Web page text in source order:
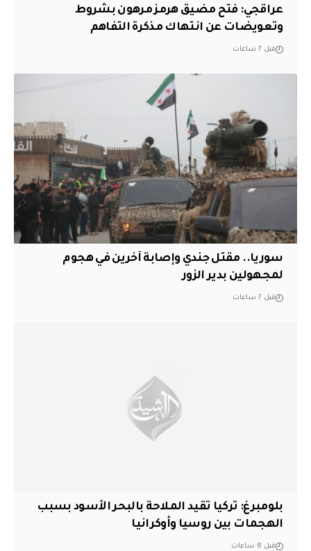
عراقجي: فتح مضيق هرمز مرهون بشروط
وتعويضات عن انتهاك مذكرة التفاهم
قبل 7 ساعات
سوريا.. مقتل جندي وإصابة آخرين في هجوم
لمجهولين بدير الزور
قبل 7 ساعات
بلومبرغ: تركيا تقيد الملاحة بالبحر الأسود بسبب
الهجمات بين روسيا وأوكرانيا
قبل 8 ساعات